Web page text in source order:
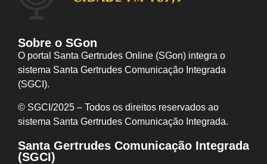
Sobre o SGon
O portal Santa Gertrudes Online (SGon) integra o
sistema Santa Gertrudes Comunicação Integrada
(SGCI).
© SGCI/2025 – Todos os direitos reservados ao
sistema Santa Gertrudes Comunicação I ntegrada.
Santa Gertrudes Comunicação Integrada
(SGCI)